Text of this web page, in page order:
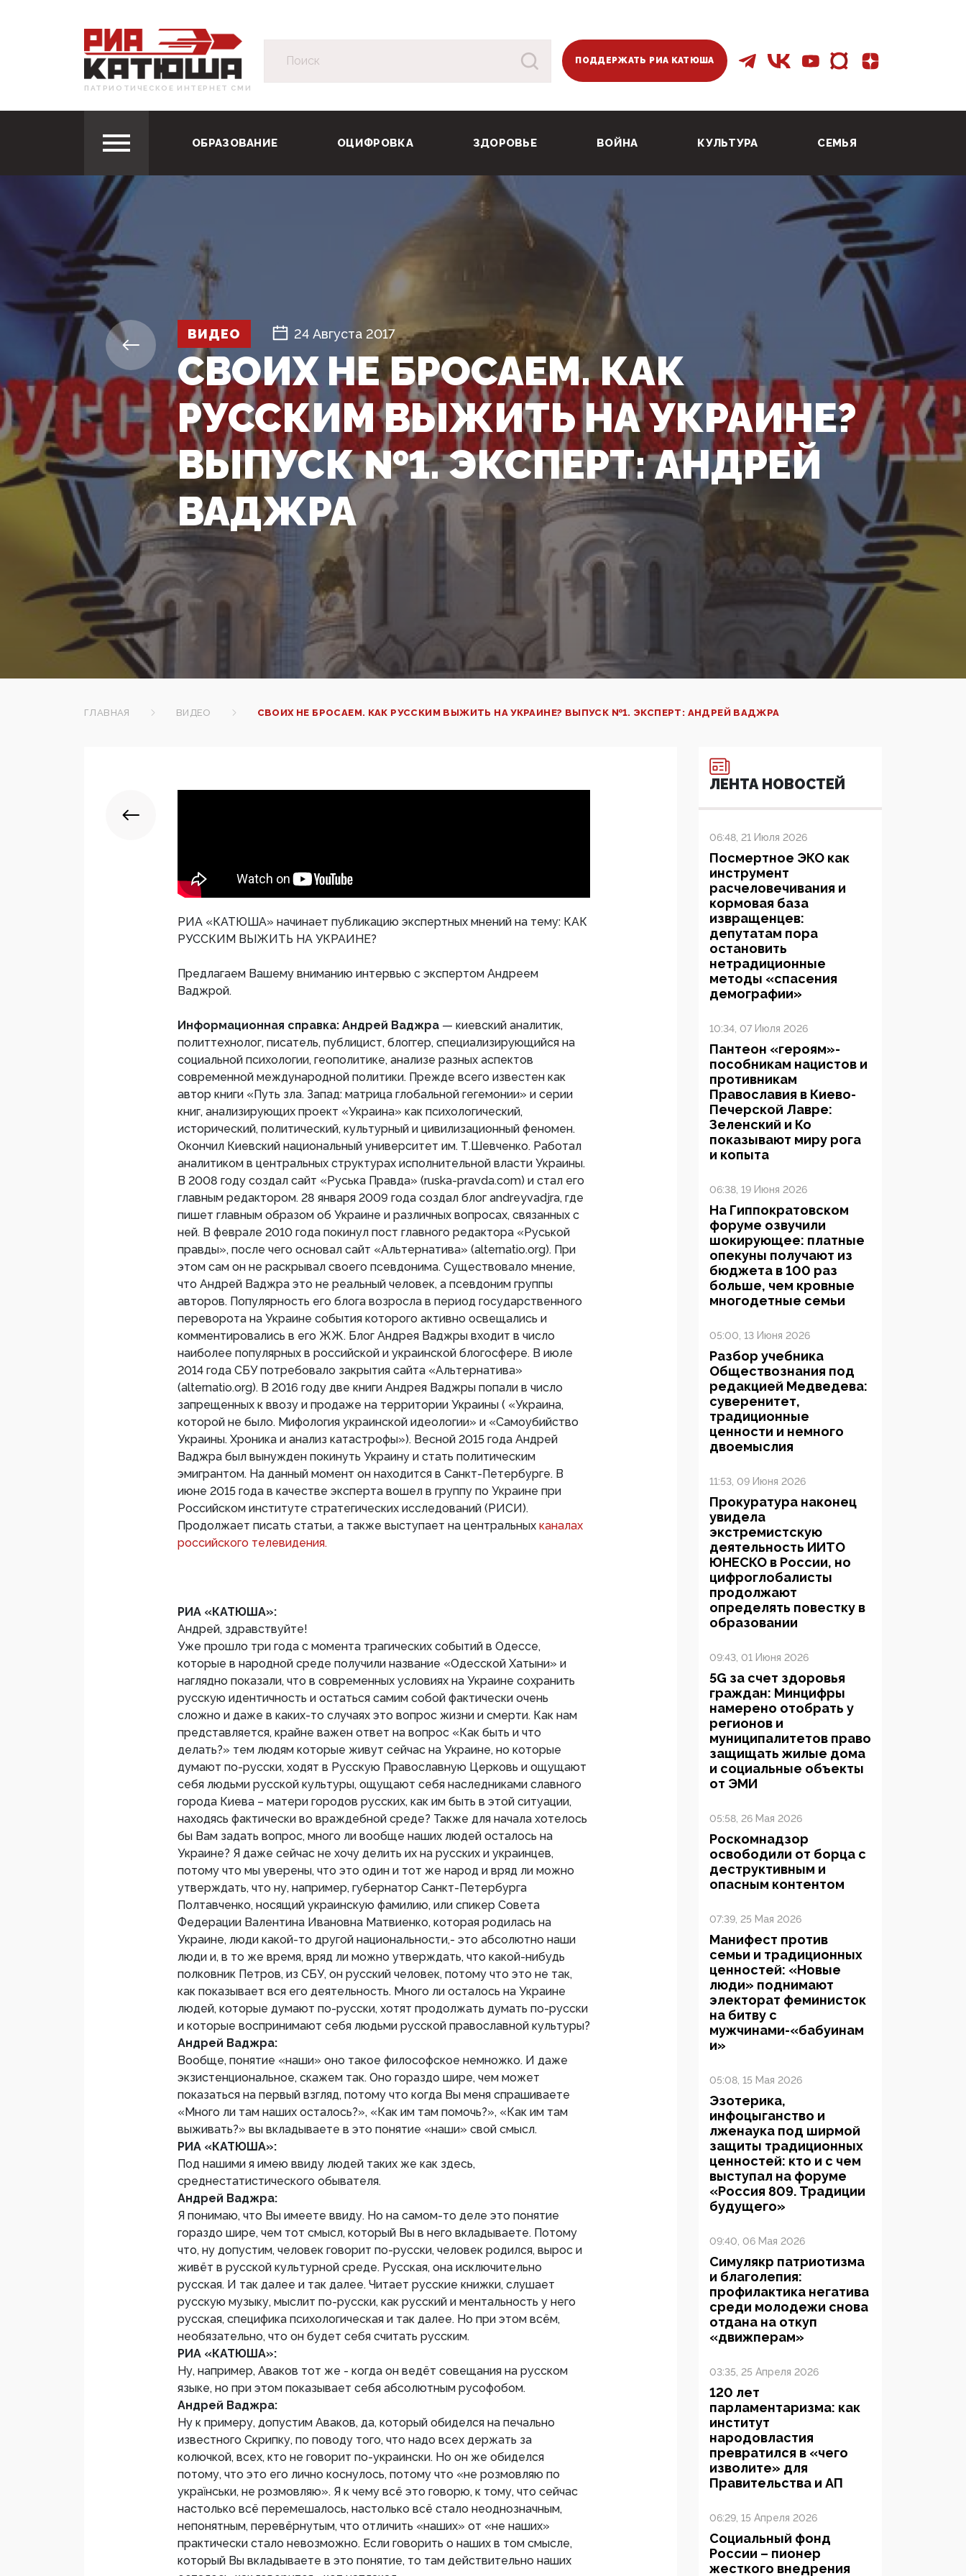
ПАТРИОТИЧЕСКОЕ ИНТЕРНЕТ СМИ
ПОДДЕРЖАТЬ РИА КАТЮША
ОБРАЗОВАНИЕ ОЦИФРОВКА ЗДОРОВЬЕ ВОЙНА КУЛЬТУРА СЕМЬЯ
ВИДЕО 24 Августа 2017
СВОИХ НЕ БРОСАЕМ. КАК
РУССКИМ ВЫЖИТЬ НА УКРАИНЕ?
ВЫПУСК №1. ЭКСПЕРТ: АНДРЕЙ
ВАДЖРА
ГЛАВНАЯ ВИДЕО СВОИХ НЕ БРОСАЕМ. КАК РУССКИМ ВЫЖИТЬ НА УКРАИНЕ? ВЫПУСК №1. ЭКСПЕРТ: АНДРЕЙ ВАДЖРА
РИА «КАТЮША» начинает публикацию экспертных мнений на тему: КАК
РУССКИМ ВЫЖИТЬ НА УКРАИНЕ?
Предлагаем Вашему вниманию интервью с экспертом Андреем
Ваджрой.
Информационная справка: Андрей Ваджра — киевский аналитик,
политтехнолог, писатель, публицист, блоггер, специализирующийся на
социальной психологии, геополитике, анализе разных аспектов
современной международной политики. Прежде всего известен как
автор книги «Путь зла. Запад: матрица глобальной гегемонии» и серии
книг, анализирующих проект «Украина» как психологический,
исторический, политический, культурный и цивилизационный феномен.
Окончил Киевский национальный университет им. Т.Шевченко. Работал
аналитиком в центральных структурах исполнительной власти Украины.
В 2008 году создал сайт «Руська Правда» (ruska-pravda.com) и стал его
главным редактором. 28 января 2009 года создал блог andreyvadjra, где
пишет главным образом об Украине и различных вопросах, связанных с
ней. В феврале 2010 года покинул пост главного редактора «Руськой
правды», после чего основал сайт «Альтернатива» (alternatio.org). При
этом сам он не раскрывал своего псевдонима. Существовало мнение,
что Андрей Ваджра это не реальный человек, а псевдоним группы
авторов. Популярность его блога возросла в период государственного
переворота на Украине события которого активно освещались и
комментировались в его ЖЖ. Блог Андрея Ваджры входит в число
наиболее популярных в российской и украинской блогосфере. В июле
2014 года СБУ потребовало закрытия сайта «Альтернатива»
(alternatio.org). В 2016 году две книги Андрея Ваджры попали в число
запрещенных к ввозу и продаже на территории Украины ( «Украина,
которой не было. Мифология украинской идеологии» и «Самоубийство
Украины. Хроника и анализ катастрофы»). Весной 2015 года Андрей
Ваджра был вынужден покинуть Украину и стать политическим
эмигрантом. На данный момент он находится в Санкт-Петербурге. В
июне 2015 года в качестве эксперта вошел в группу по Украине при
Российском институте стратегических исследований (РИСИ).
Продолжает писать статьи, а также выступает на центральных каналах
российского телевидения.
РИА «КАТЮША»:
Андрей, здравствуйте!
Уже прошло три года с момента трагических событий в Одессе,
которые в народной среде получили название «Одесской Хатыни» и
наглядно показали, что в современных условиях на Украине сохранить
русскую идентичность и остаться самим собой фактически очень
сложно и даже в каких-то случаях это вопрос жизни и смерти. Как нам
представляется, крайне важен ответ на вопрос «Как быть и что
делать?» тем людям которые живут сейчас на Украине, но которые
думают по-русски, ходят в Русскую Православную Церковь и ощущают
себя людьми русской культуры, ощущают себя наследниками славного
города Киева – матери городов русских, как им быть в этой ситуации,
находясь фактически во враждебной среде? Также для начала хотелось
бы Вам задать вопрос, много ли вообще наших людей осталось на
Украине? Я даже сейчас не хочу делить их на русских и украинцев,
потому что мы уверены, что это один и тот же народ и вряд ли можно
утверждать, что ну, например, губернатор Санкт-Петербурга
Полтавченко, носящий украинскую фамилию, или спикер Совета
Федерации Валентина Ивановна Матвиенко, которая родилась на
Украине, люди какой-то другой национальности,- это абсолютно наши
люди и, в то же время, вряд ли можно утверждать, что какой-нибудь
полковник Петров, из СБУ, он русский человек, потому что это не так,
как показывает вся его деятельность. Много ли осталось на Украине
людей, которые думают по-русски, хотят продолжать думать по-русски
и которые воспринимают себя людьми русской православной культуры?
Андрей Ваджра:
Вообще, понятие «наши» оно такое философское немножко. И даже
экзистенциональное, скажем так. Оно гораздо шире, чем может
показаться на первый взгляд, потому что когда Вы меня спрашиваете
«Много ли там наших осталось?», «Как им там помочь?», «Как им там
выживать?» вы вкладываете в это понятие «наши» свой смысл.
РИА «КАТЮША»:
Под нашими я имею ввиду людей таких же как здесь,
среднестатистического обывателя.
Андрей Ваджра:
Я понимаю, что Вы имеете ввиду. Но на самом-то деле это понятие
гораздо шире, чем тот смысл, который Вы в него вкладываете. Потому
что, ну допустим, человек говорит по-русски, человек родился, вырос и
живёт в русской культурной среде. Русская, она исключительно
русская. И так далее и так далее. Читает русские книжки, слушает
русскую музыку, мыслит по-русски, как русский и ментальность у него
русская, специфика психологическая и так далее. Но при этом всём,
необязательно, что он будет себя считать русским.
РИА «КАТЮША»:
Ну, например, Аваков тот же - когда он ведёт совещания на русском
языке, но при этом показывает себя абсолютным русофобом.
Андрей Ваджра:
Ну к примеру, допустим Аваков, да, который обиделся на печально
известного Скрипку, по поводу того, что надо всех держать за
колючкой, всех, кто не говорит по-украински. Но он же обиделся
потому, что это его лично коснулось, потому что «не розмовляю по
українськи, не розмовляю». Я к чему всё это говорю, к тому, что сейчас
настолько всё перемешалось, настолько всё стало неоднозначным,
непонятным, перевёрнутым, что отличить «наших» от «не наших»
практически стало невозможно. Если говорить о наших в том смысле,
который Вы вкладываете в это понятие, то там действительно наших
ЛЕНТА НОВОСТЕЙ
06:48, 21 Июля 2026
Посмертное ЭКО как
инструмент
расчеловечивания и
кормовая база
извращенцев:
депутатам пора
остановить
нетрадиционные
методы «спасения
демографии»
10:34, 07 Июля 2026
Пантеон «героям»-
пособникам нацистов и
противникам
Православия в Киево-
Печерской Лавре:
Зеленский и Ко
показывают миру рога
и копыта
06:38, 19 Июня 2026
На Гиппократовском
форуме озвучили
шокирующее: платные
опекуны получают из
бюджета в 100 раз
больше, чем кровные
многодетные семьи
05:00, 13 Июня 2026
Разбор учебника
Обществознания под
редакцией Медведева:
суверенитет,
традиционные
ценности и немного
двоемыслия
11:53, 09 Июня 2026
Прокуратура наконец
увидела
экстремистскую
деятельность ИИТО
ЮНЕСКО в России, но
цифроглобалисты
продолжают
определять повестку в
образовании
09:43, 01 Июня 2026
5G за счет здоровья
граждан: Минцифры
намерено отобрать у
регионов и
муниципалитетов право
защищать жилые дома
и социальные объекты
от ЭМИ
05:58, 26 Мая 2026
Роскомнадзор
освободили от борца с
деструктивным и
опасным контентом
07:39, 25 Мая 2026
Манифест против
семьи и традиционных
ценностей: «Новые
люди» поднимают
электорат феминисток
на битву с
мужчинами-«бабуинам
и»
05:08, 15 Мая 2026
Эзотерика,
инфоцыганство и
лженаука под ширмой
защиты традиционных
ценностей: кто и с чем
выступал на форуме
«Россия 809. Традиции
будущего»
09:40, 06 Мая 2026
Симулякр патриотизма
и благолепия:
профилактика негатива
среди молодежи снова
отдана на откуп
«движперам»
03:35, 25 Апреля 2026
120 лет
парламентаризма: как
институт
народовластия
превратился в «чего
изволите» для
Правительства и АП
06:29, 15 Апреля 2026
Социальный фонд
России – пионер
жесткого внедрения